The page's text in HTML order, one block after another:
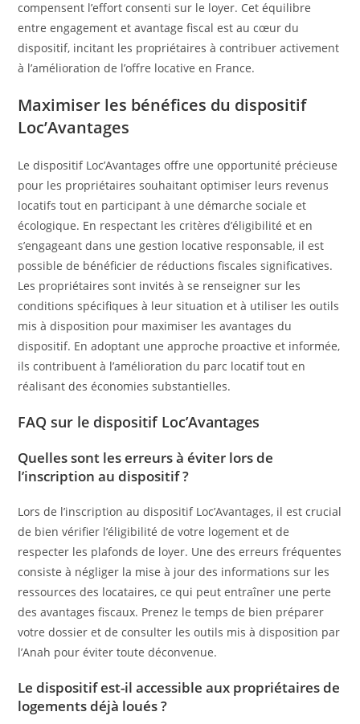
compensent l’effort consenti sur le loyer. Cet équilibre
entre engagement et avantage fiscal est au cœur du
dispositif, incitant les propriétaires à contribuer activement
à l’amélioration de l’offre locative en France.
Maximiser les bénéfices du dispositif
Loc’Avantages
Le dispositif Loc’Avantages offre une opportunité précieuse
pour les propriétaires souhaitant optimiser leurs revenus
locatifs tout en participant à une démarche sociale et
écologique. En respectant les critères d’éligibilité et en
s’engageant dans une gestion locative responsable, il est
possible de bénéficier de réductions fiscales significatives.
Les propriétaires sont invités à se renseigner sur les
conditions spécifiques à leur situation et à utiliser les outils
mis à disposition pour maximiser les avantages du
dispositif. En adoptant une approche proactive et informée,
ils contribuent à l’amélioration du parc locatif tout en
réalisant des économies substantielles.
FAQ sur le dispositif Loc’Avantages
Quelles sont les erreurs à éviter lors de
l’inscription au dispositif ?
Lors de l’inscription au dispositif Loc’Avantages, il est crucial
de bien vérifier l’éligibilité de votre logement et de
respecter les plafonds de loyer. Une des erreurs fréquentes
consiste à négliger la mise à jour des informations sur les
ressources des locataires, ce qui peut entraîner une perte
des avantages fiscaux. Prenez le temps de bien préparer
votre dossier et de consulter les outils mis à disposition par
l’Anah pour éviter toute déconvenue.
Le dispositif est-il accessible aux propriétaires de
logements déjà loués ?